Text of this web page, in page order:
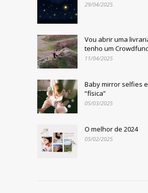
29/04/2025
Vou abrir uma
tenho um
11/04/2025
Baby mirror selfies
“física”
05/03/2025
O melhor de 2024
05/02/2025